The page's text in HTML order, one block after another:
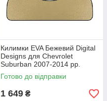
Килимки EVA Бежевий Digital
Designs для Chevrolet
Suburban 2007-2014 рр.
Етилвінілацетат
Готово до відправки
1 649 ₴